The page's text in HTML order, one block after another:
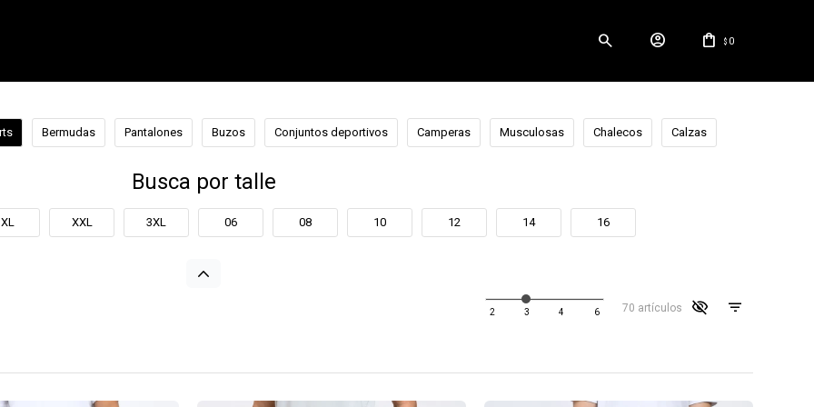
$ 0
Bermudas Pantalones Buzos Conjuntos deportivos Camperas Musculosas Chalecos Calzas
Busca por talle
XL XXL 3XL 06 08 10 12 14 16
70 artículos visibility_off